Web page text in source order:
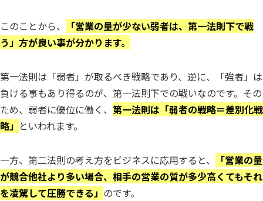
このことから、
「営業の量が少ない弱者は、第一法則下で戦
う」方が良い事が分かります。
第一法則は「弱者」が取るべき戦略であり、逆に、「強者」は
負ける事もあり得るのが、第一法則下での戦いなのです。その
ため、弱者に優位に働く、 第一法則は「弱者の戦略＝差別化戦
略」 といわれます。
一方、第二法則の考え方をビジネスに応用すると、
「営業の量
が競合他社より多い場合、相手の営業の質が多少高くてもそれ
を凌駕して圧勝できる」 のです。